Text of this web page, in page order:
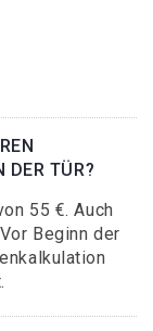
DER TÜR?
55 €. Auch
Beginn der